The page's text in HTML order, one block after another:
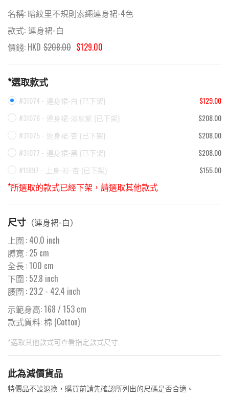
名稱: 暗紋里不規則索繩連身裙-4色
款式: 連身裙-白
價錢: HKD $208.00 $129.00
*選取款式
#31074 - 連身裙-白 (已下架)
$129.00
#31076 - 連身裙-淡灰紫 (已下架)
$208.00
#31075 - 連身裙-杏 (已下架)
$208.00
#31077 - 連身裙-黑 (已下架)
$208.00
#11897 - 上身-衫-杏 (已下架) $155.00
*所選取的款式已經下架，請選取其他款式
尺寸 （連身裙-白）
上圍 : 40.0 inch
膊寬 : 25 cm
全長 :100 cm
下圍 : 52.8 inch
腰圍 : 23.2 - 42.4 inch
示範身高: 168 / 153 cm
款式質料:棉 (Cotton)
*選取其他款式可查看指定款式尺寸
此為預購品
預購10~15天到貨 ⚠️
此為減價貨品
特價品不設退換，購買前請先確認所列出的尺碼是否合適。